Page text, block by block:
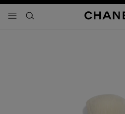
- navegación principal
buscar